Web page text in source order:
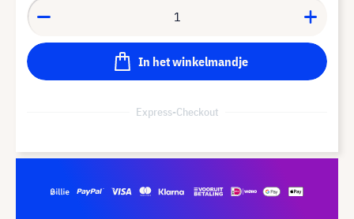
In het winkelmandje
Express-Checkout